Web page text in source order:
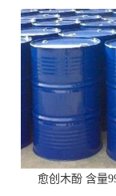
愈创木酚 含量